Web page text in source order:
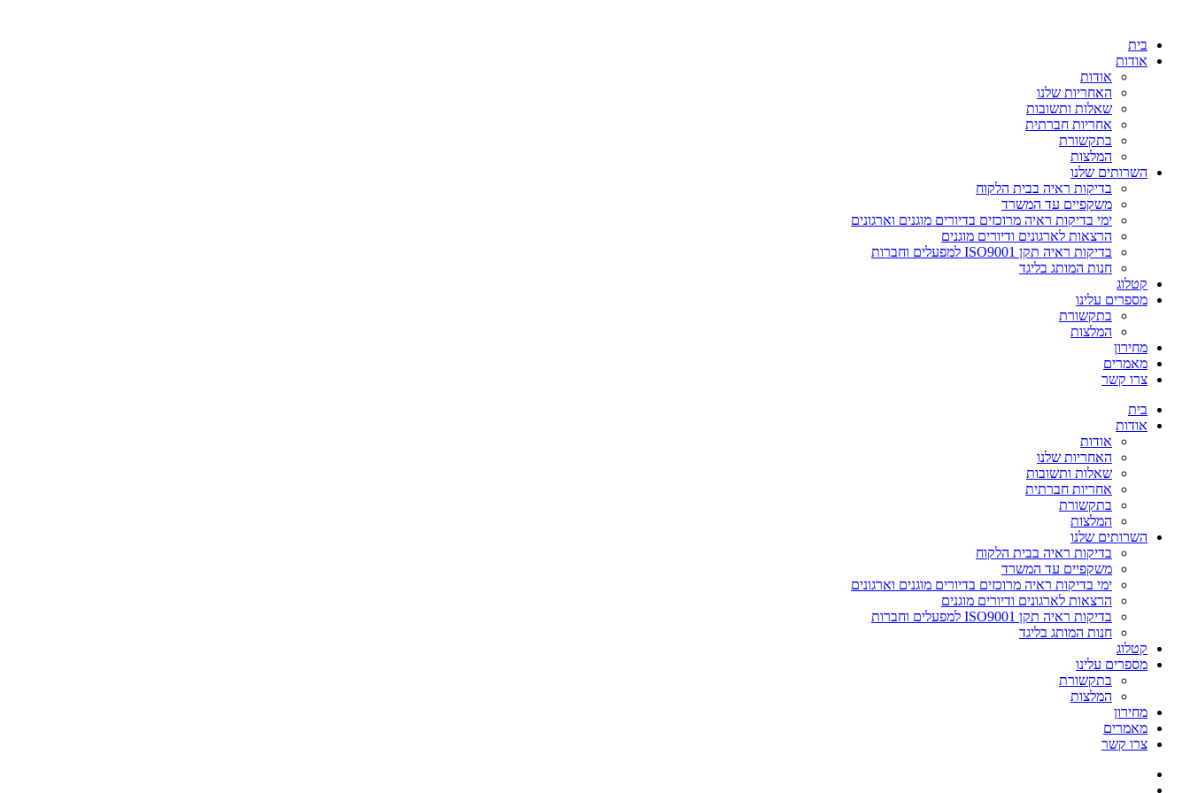
בית
אודות
אודות
האחריות שלנו
שאלות ותשובות
אחריות חברתית
בתקשורת
המלצות
השרותים שלנו
בדיקות ראיה בבית הלקוח
משקפיים עד המשרד
ימי בדיקות ראיה מרוכזים בדיורים מוגנים וארגונים
הרצאות לארגונים ודיורים מוגנים
בדיקות ראיה תקן ISO9001 למפעלים וחברות
חנות המותג בליגד
קטלוג
מספרים עלינו
בתקשורת
המלצות
מחירון
מאמרים
צרו קשר
בית
אודות
אודות
האחריות שלנו
שאלות ותשובות
אחריות חברתית
בתקשורת
המלצות
השרותים שלנו
בדיקות ראיה בבית הלקוח
משקפיים עד המשרד
ימי בדיקות ראיה מרוכזים בדיורים מוגנים וארגונים
הרצאות לארגונים ודיורים מוגנים
בדיקות ראיה תקן ISO9001 למפעלים וחברות
חנות המותג בליגד
קטלוג
מספרים עלינו
בתקשורת
המלצות
מחירון
מאמרים
צרו קשר